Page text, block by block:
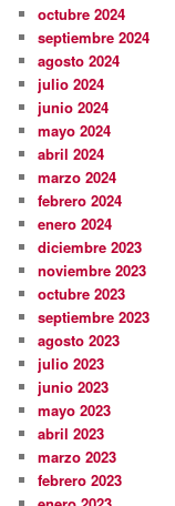
octubre 2024
septiembre 2024
agosto 2024
julio 2024
junio 2024
mayo 2024
abril 2024
marzo 2024
febrero 2024
enero 2024
diciembre 2023
noviembre 2023
octubre 2023
septiembre 2023
agosto 2023
julio 2023
junio 2023
mayo 2023
abril 2023
marzo 2023
febrero 2023